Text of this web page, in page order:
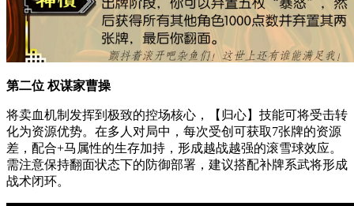
第二位 权谋家曹操
将卖血机制发挥到极致的控场核心，【归心】技能可将受击转
化为资源优势。在多人对局中，每次受创可获取7张牌的资源
差，配合+马属性的生存加持，形成越战越强的滚雪球效应。
需注意保持翻面状态下的防御部署，建议搭配补牌系武将形成
战术闭环。